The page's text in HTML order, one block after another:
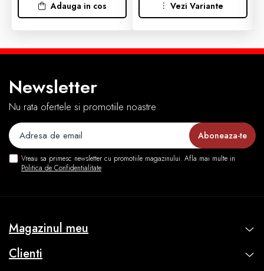
Adauga in cos Vezi Variante
Newsletter
Nu rata ofertele si promotiile noastre
Vreau sa primesc newsletter cu promotiile magazinului. Afla mai multe in
Politica de Confidentialitate
Magazinul meu
Clienti